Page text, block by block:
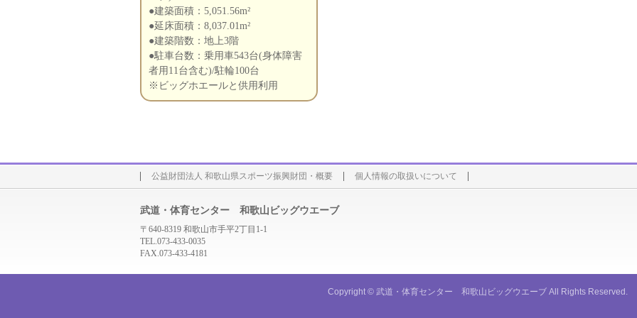
●建築面積：5,051.56m²
●延床面積：8,037.01m²
●建築階数：地上3階
●駐車台数：乗用車543台(身体障害
者用11台含む)/駐輪100台
※ビッグホエールと供用利用
公益財団法人 和歌山県スポーツ振興財団・概要 個人情報の取扱いについて
武道・体育センター 和歌山ビッグウエーブ
〒640-8319 和歌山市手平2丁目1-1
TEL.073-433-0035
FAX.073-433-4181
Copyright © 武道・体育センター 和歌山ビッグウエーブ All Rights Reserved.